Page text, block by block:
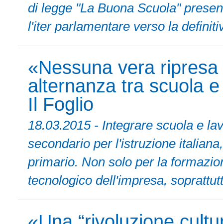
di legge "La Buona Scuola"
l'iter parlamentare verso la
«Nessuna vera
alternanza tra scuola
Il Foglio
18.03.2015 - Integrare scuola e
secondario per l'istruzione
primario. Non solo per la
tecnologico dell'impresa,